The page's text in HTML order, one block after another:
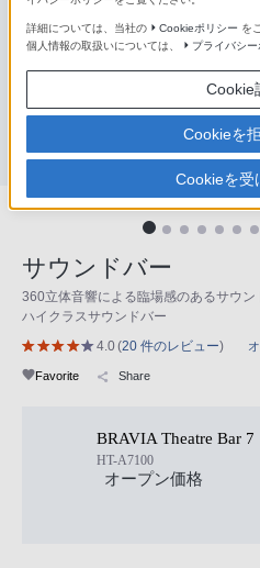
サウンドバー
360立体音響による臨場感のあるサウ
ハイクラスサウンドバー
4.0(20 件のレビュー)
Favorite Share
BRAVIA Theatre Bar 7
HT-A7100
オープン価格
詳細については、当社の Cookieポリシー を
個人情報の取扱いについては、
プライバシー
Cookie
Cookieを
Cookieを受